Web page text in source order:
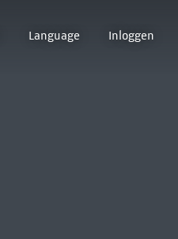
Language Inloggen